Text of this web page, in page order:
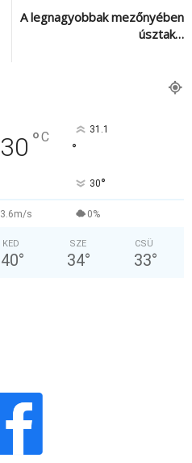
A legnagyobbak mezőnyében
úsztak…
30 °C 31.1
°
30°
3.6m/s 0%
KED
40°
SZE
34°
CSÜ
33°